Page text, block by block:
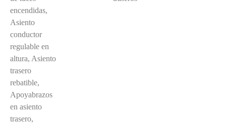
encendidas,
Asiento
conductor
regulable en
altura, Asiento
trasero
rebatible,
Apoyabrazos
en asiento
trasero,